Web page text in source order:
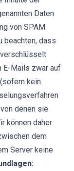
Daten
von SPAM
beachten, dass
E-Mails zwar auf
kein
denen sie
können daher
dem
Server keine